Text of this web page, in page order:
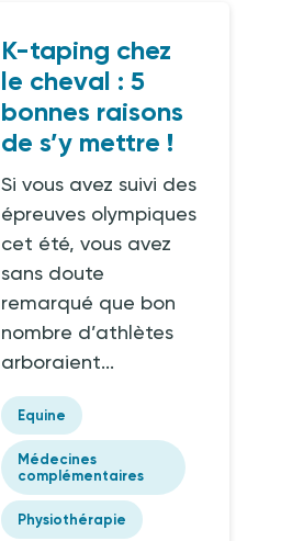
K-taping chez
le cheval : 5
bonnes raisons
de s’y mettre !
Si vous avez suivi des
épreuves olympiques
cet été, vous avez
sans doute
remarqué que bon
nombre d’athlètes
arboraient...
Equine
Médecines
complémentaires
Physiothérapie